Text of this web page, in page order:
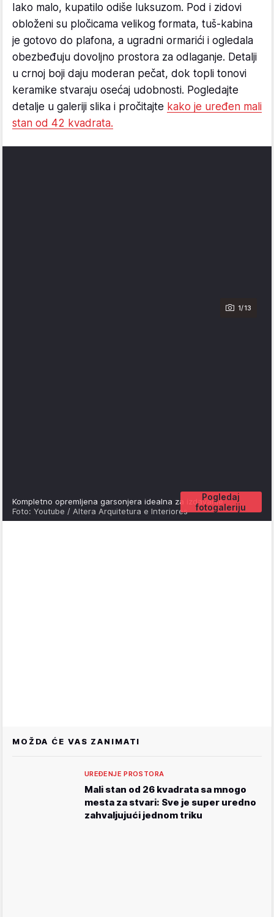
Iako malo, kupatilo odiše luksuzom. Pod i zidovi
obloženi su pločicama velikog formata, tuš-kabina
je gotovo do plafona, a ugradni ormarići i ogledala
obezbeđuju dovoljno prostora za odlaganje. Detalji
u crnoj boji daju moderan pečat, dok topli tonovi
keramike stvaraju osećaj udobnosti. Pogledajte
detalje u galeriji slika i pročitajte kako je uređen mali
stan od 42 kvadrata.
1/13
Pogledaj
fotogaleriju
Kompletno opremljena garsonjera idealna za izdavanje
Foto: Youtube / Altera Arquitetura e Interiores
MOŽDA ĆE VAS ZANIMATI
UREĐENJE PROSTORA
Mali stan od 26 kvadrata sa mnogo
mesta za stvari: Sve je super uredno
zahvaljujući jednom triku